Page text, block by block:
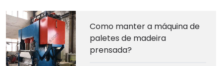
Como manter a máquina de
paletes de madeira
prensada?